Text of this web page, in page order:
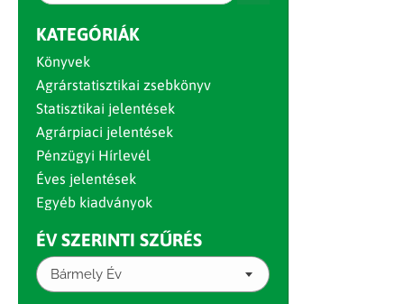
KATEGÓRIÁK
Könyvek
Agrárstatisztikai zsebkönyv
Statisztikai jelentések
Agrárpiaci jelentések
Pénzügyi Hírlevél
Éves jelentések
Egyéb kiadványok
ÉV SZERINTI SZŰRÉS
Bármely Év